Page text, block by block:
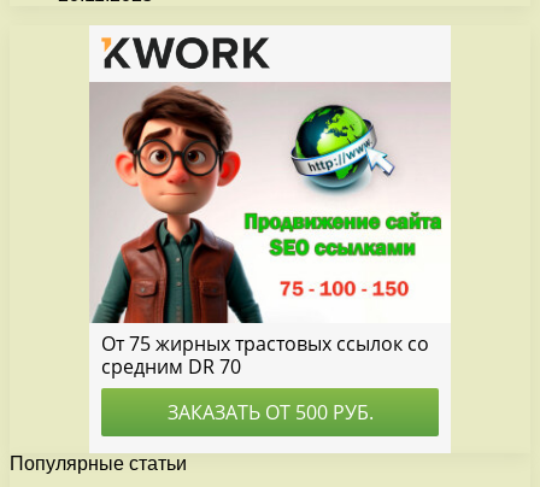
Популярные статьи